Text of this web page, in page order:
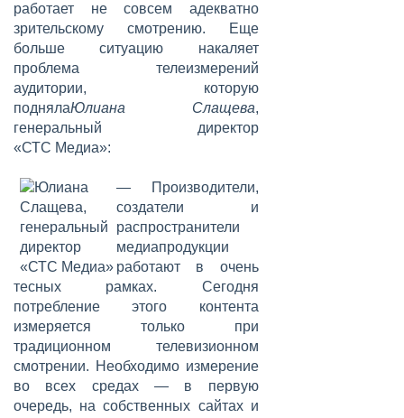
работает не совсем адекватно
зрительскому смотрению. Еще
больше ситуацию накаляет
проблема телеизмерений
аудитории, которую
поднялаЮлиана Слащева,
генеральный директор
«СТС Медиа»:
— Производители,
создатели и
распространители
медиапродукции
работают в очень
тесных рамках. Сегодня
потребление этого контента
измеряется только при
традиционном телевизионном
смотрении. Необходимо измерение
во всех средах — в первую
очередь, на собственных сайтах и